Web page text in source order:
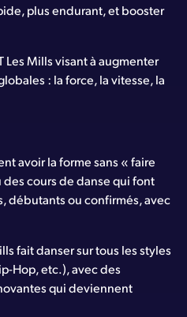
plus endurant, et booster
Les Mills visant à augmenter
: la force, la vitesse, la
avoir la forme sans « faire
cours de danse qui font
débutants ou confirmés, avec
fait danser sur tous les styles
Hop, etc.), avec des
qui deviennent